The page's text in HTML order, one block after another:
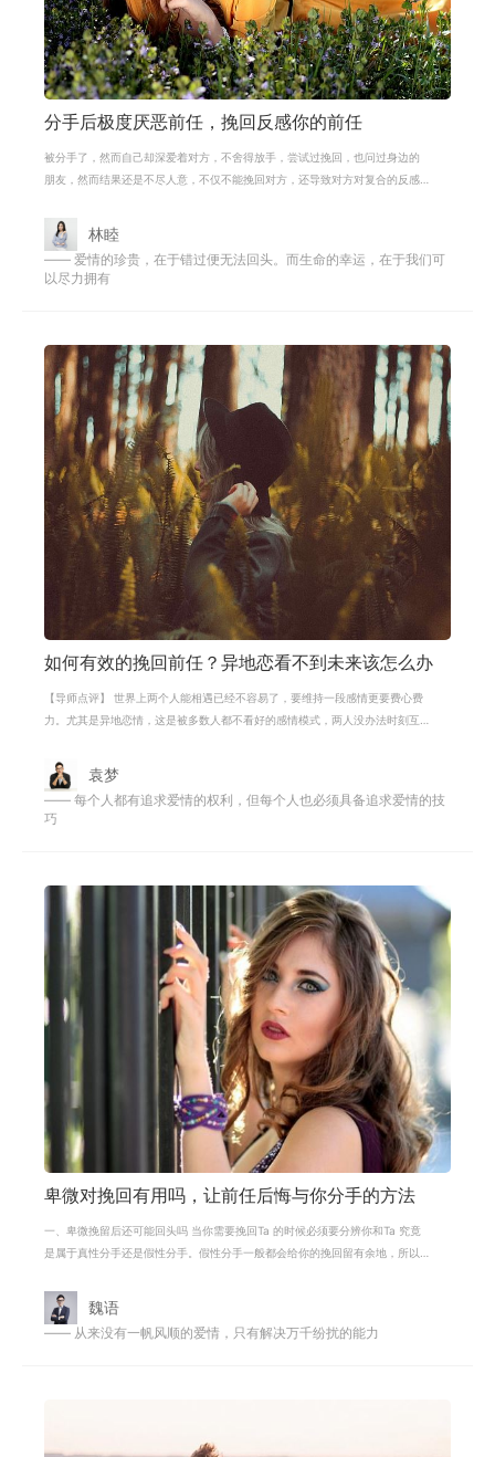
分手后极度厌恶前任，挽回反感你的前任
被分手了，然而自己却深爱着对方，不舍得放手，尝试过挽回，也问过身边的
朋友，然而结果还是不尽人意，不仅不能挽回对方，还导致对方对复合的反感
林睦
—— 爱情的珍贵，在于错过便无法回头。而生命的幸运，在于我们可
以尽力拥有
如何有效的挽回前任？异地恋看不到未来该怎么办
【导师点评】 世界上两个人能相遇已经不容易了，要维持一段感情更要费心费
力。尤其是异地恋情，这是被多数人都不看好的感情模式，两人没办法时刻互
袁梦
—— 每个人都有追求爱情的权利，但每个人也必须具备追求爱情的技
巧
卑微对挽回有用吗，让前任后悔与你分手的方法
一、卑微挽留后还可能回头吗 当你需要挽回Ta 的时候必须要分辨你和Ta 究竟
是属于真性分手还是假性分手。假性分手一般都会给你的挽回留有余地，所以
魏语
—— 从来没有一帆风顺的爱情，只有解决万千纷扰的能力